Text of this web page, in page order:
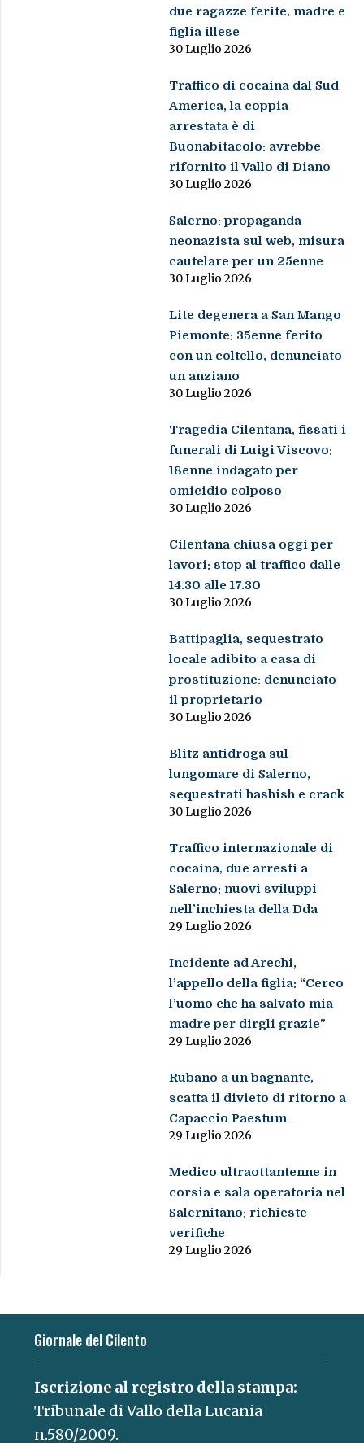
due ragazze ferite, madre e
figlia illese
30 Luglio 2026
Traffico di cocaina dal Sud
America, la coppia
arrestata è di
Buonabitacolo: avrebbe
rifornito il Vallo di Diano
30 Luglio 2026
Salerno: propaganda
neonazista sul web, misura
cautelare per un 25enne
30 Luglio 2026
Lite degenera a San Mango
Piemonte: 35enne ferito
con un coltello, denunciato
un anziano
30 Luglio 2026
Tragedia Cilentana, fissati i
funerali di Luigi Viscovo:
18enne indagato per
omicidio colposo
30 Luglio 2026
Cilentana chiusa oggi per
lavori: stop al traffico dalle
14.30 alle 17.30
30 Luglio 2026
Battipaglia, sequestrato
locale adibito a casa di
prostituzione: denunciato
il proprietario
30 Luglio 2026
Blitz antidroga sul
lungomare di Salerno,
sequestrati hashish e crack
30 Luglio 2026
Traffico internazionale di
cocaina, due arresti a
Salerno: nuovi sviluppi
nell’inchiesta della Dda
29 Luglio 2026
Incidente ad Arechi,
l’appello della figlia: “Cerco
l’uomo che ha salvato mia
madre per dirgli grazie”
29 Luglio 2026
Rubano a un bagnante,
scatta il divieto di ritorno a
Capaccio Paestum
29 Luglio 2026
Medico ultraottantenne in
corsia e sala operatoria nel
Salernitano: richieste
verifiche
29 Luglio 2026
Giornale del Cilento
Iscrizione al registro della stampa:
Tribunale di Vallo della Lucania
n.580/2009.